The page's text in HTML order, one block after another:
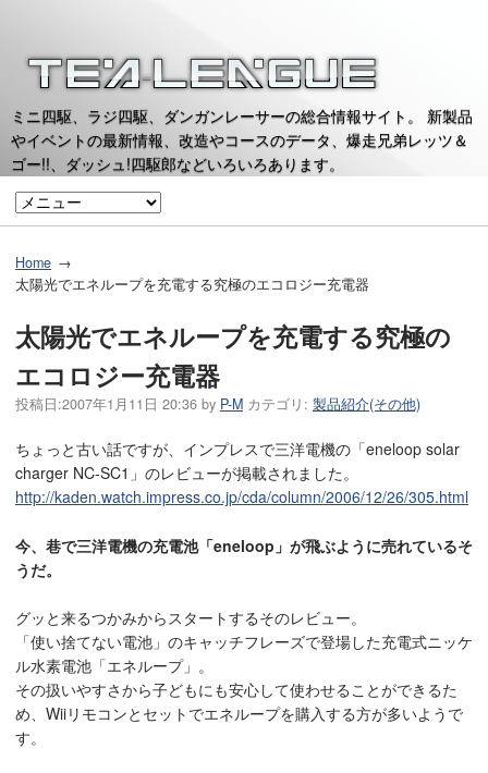
ミニ四駆、ラジ四駆、ダンガンレーサーの総合情報サイト。 新製品
やイベントの最新情報、改造やコースのデータ、爆走兄弟レッツ＆
ゴー!!、ダッシュ!四駆郎などいろいろあります。
Home
太陽光でエネループを充電する究極のエコロジー充電器
太陽光でエネループを充電する究極の
エコロジー充電器
投稿日:2007年1月11日 20:36 by P-M カテゴリ: 製品紹介(その他)
ちょっと古い話ですが、インプレスで三洋電機の「eneloop solar
charger NC-SC1」のレビューが掲載されました。
http://kaden.watch.impress.co.jp/cda/column/2006/12/26/305.html
今、巷で三洋電機の充電池「eneloop」が飛ぶように売れているそ
うだ。
グッと来るつかみからスタートするそのレビュー。
「使い捨てない電池」のキャッチフレーズで登場した充電式ニッケ
ル水素電池「エネループ」。
その扱いやすさから子どもにも安心して使わせることができるた
め、Wiiリモコンとセットでエネループを購入する方が多いようで
す。